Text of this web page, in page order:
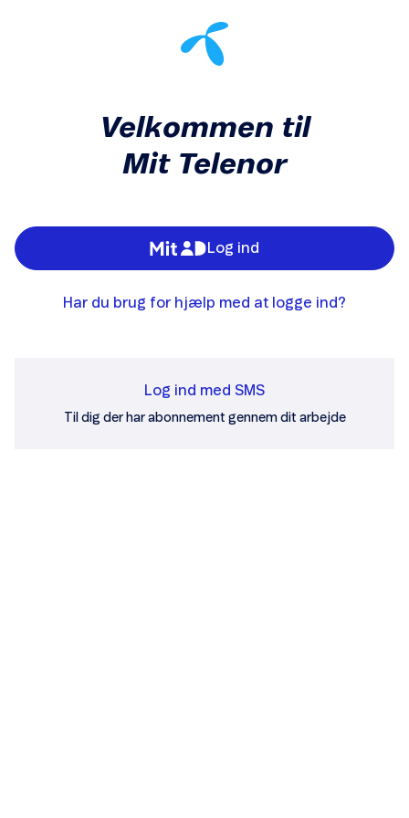
Velkommen til
Mit Telenor
Log ind
Har du brug for hjælp med at logge ind?
Log ind med SMS
Til dig der har abonnement gennem dit arbejde